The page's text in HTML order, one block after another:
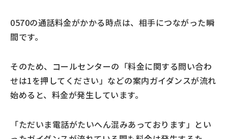
0570の通話料金がかかる時点は、相手につながった瞬
間です。
そのため、コールセンターの「料金に関する問い合わ
せは1を押してください」などの案内ガイダンスが流れ
始めると、料金が発生しています。
「ただいま電話がたいへん混みあっております」とい